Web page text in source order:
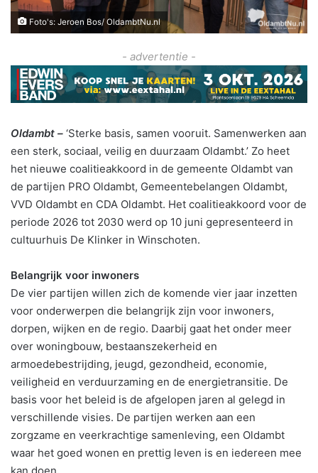
Foto's: Jeroen Bos/ OldambtNu.nl
- advertentie -
Oldambt – ‘Sterke basis, samen vooruit. Samenwerken aan
een sterk, sociaal, veilig en duurzaam Oldambt.’ Zo heet
het nieuwe coalitieakkoord in de gemeente Oldambt van
de partijen PRO Oldambt, Gemeentebelangen Oldambt,
VVD Oldambt en CDA Oldambt. Het coalitieakkoord voor de
periode 2026 tot 2030 werd op 10 juni gepresenteerd in
cultuurhuis De Klinker in Winschoten.
Belangrijk voor inwoners
De vier partijen willen zich de komende vier jaar inzetten
voor onderwerpen die belangrijk zijn voor inwoners,
dorpen, wijken en de regio. Daarbij gaat het onder meer
over woningbouw, bestaanszekerheid en
armoedebestrijding, jeugd, gezondheid, economie,
veiligheid en verduurzaming en de energietransitie. De
basis voor het beleid is de afgelopen jaren al gelegd in
verschillende visies. De partijen werken aan een
zorgzame en veerkrachtige samenleving, een Oldambt
waar het goed wonen en prettig leven is en iedereen mee